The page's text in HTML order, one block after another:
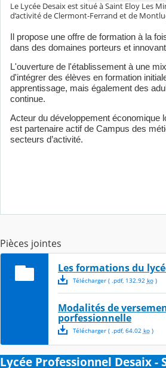
Le Lycée Desaix est situé à Saint Eloy Les
d’activité de Clermont-Ferrand et de
Il propose une offre de formation à la
dans des domaines porteurs et
L'ouverture de l'établissement à une
d'intégrer des élèves en formation
apprentissage, mais également des
continue.
Acteur du développement économique
est partenaire actif de Campus des
secteurs d’activité.
Pièces jointes
Les formations du
Télécharger( .pdf, 132.92 ko)
Modalités de
porfessionnelle
Télécharger( .pdf, 64.02 ko)
Lycée Professionnel Desaix -